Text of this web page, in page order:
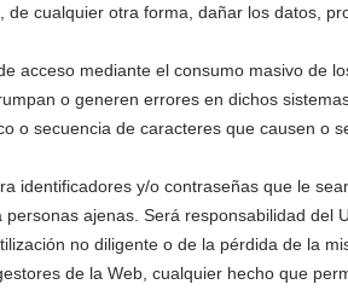
cualquier otra forma, dañar los datos,
acceso mediante el consumo masivo de
o generen errores en dichos
o secuencia de caracteres que causen o
identificadores y/o contraseñas que le
ajenas. Será responsabilidad del
no diligente o de la pérdida de la
de la Web, cualquier hecho que